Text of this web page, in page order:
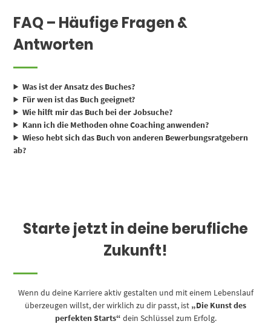
FAQ – Häufige Fragen &
Antworten
Was ist der Ansatz des Buches?
Für wen ist das Buch geeignet?
Wie hilft mir das Buch bei der Jobsuche?
Kann ich die Methoden ohne Coaching anwenden?
Wieso hebt sich das Buch von anderen Bewerbungsratgebern
ab?
Starte jetzt in deine berufliche
Zukunft!
Wenn du deine Karriere aktiv gestalten und mit einem Lebenslauf
überzeugen willst, der wirklich zu dir passt, ist „Die Kunst des
perfekten Starts“ dein Schlüssel zum Erfolg.